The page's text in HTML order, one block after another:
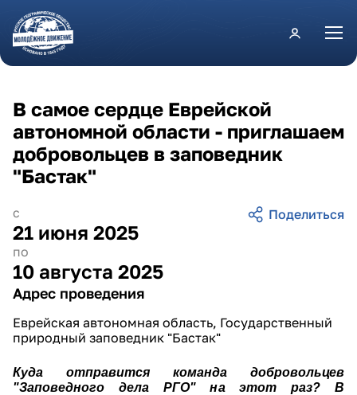
Перейти к основному содержанию
с
21 июня 2025
по
10 августа 2025
Адрес проведения
Еврейская автономная область, Государственный
природный заповедник "Бастак"
В самое сердце Еврейской
автономной области - приглашаем
добровольцев в заповедник
"Бастак"
Куда отправится команда добровольцев
"Заповедного дела РГО" на этот раз? В